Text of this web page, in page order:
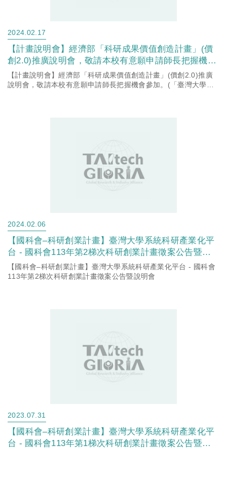
2024.02.17
【計畫說明會】經濟部「科研成果價值創造計畫」(價
創2.0)推廣說明會，敬請本校有意願申請師長把握機會
參加。(「臺灣大學系統科研產業化平台」臺科大窗口)
【計畫說明會】經濟部「科研成果價值創造計畫」(價創2.0)推廣
說明會，敬請本校有意願申請師長把握機會參加。(「臺灣大學系
2024.02.06
【國科會–科研創業計畫】臺灣大學系統科研產業化平
台 - 國科會113年第2梯次科研創業計畫徵案公告暨說
明會
【國科會–科研創業計畫】臺灣大學系統科研產業化平台 - 國科會
113年第2梯次科研創業計畫徵案公告暨說明會
2023.07.31
【國科會–科研創業計畫】臺灣大學系統科研產業化平
台 - 國科會113年第1梯次科研創業計畫徵案公告暨說